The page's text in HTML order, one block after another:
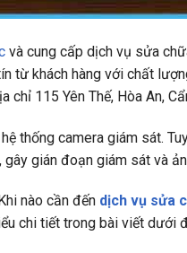
và cung cấp dịch vụ sửa
từ khách hàng với chất
chỉ 115 Yên Thế, Hòa An,
thống camera giám sát.
, gây gián đoạn giám sát và
Khi nào cần đến dịch vụ sửa
chi tiết trong bài viết dưới